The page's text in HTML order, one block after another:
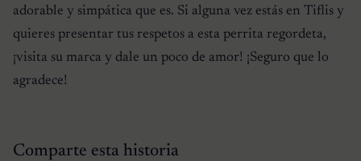
adorable y simpática que es. Si alguna vez estás en Tiflis y
quieres presentar tus respetos a esta perrita regordeta,
¡visita su marca y dale un poco de amor! ¡Seguro que lo
agradece!
Comparte esta historia